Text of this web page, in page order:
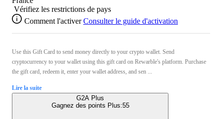
Vérifiez les restrictions de pays
Comment l'activer Consulter le guide d'activation
Use this Gift Card to send money directly to your crypto wallet. Send
cryptocurrency to your wallet using this gift card on Rewarble's platform. Purchase
the gift card, redeem it, enter your wallet address, and sen ...
Lire la suite
G2A Plus
Gagnez des points Plus:55